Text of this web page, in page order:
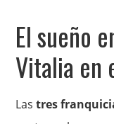
El sueño
Vitalia en
Lastres